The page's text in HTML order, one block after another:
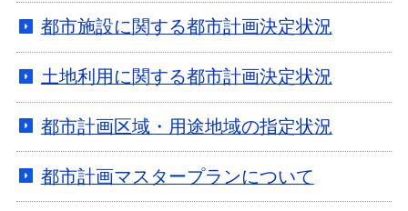
都市施設に関する都市計画決定状況
土地利用に関する都市計画決定状況
都市計画区域・用途地域の指定状況
都市計画マスタープランについて